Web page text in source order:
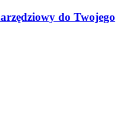
do Twojego